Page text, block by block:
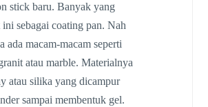
stick baru. Banyak yang
sebagai coating pan. Nah
ada macam-macam seperti
atau marble. Materialnya
atau silika yang dicampur
sampai membentuk gel.